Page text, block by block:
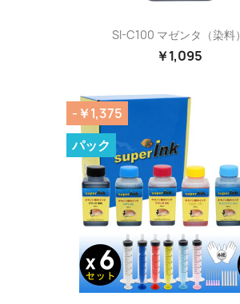
SI-C100 マゼンタ（染料）
￥1,095
-￥1,375
パック